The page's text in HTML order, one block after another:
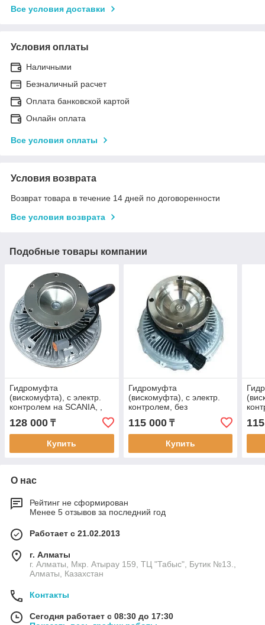
Все условия доставки
Условия оплаты
Наличными
Безналичный расчет
Оплата банковской картой
Онлайн оплата
Все условия оплаты
Условия возврата
Возврат товара в течение 14 дней по договоренности
Все условия возврата
Подобные товары компании
Гидромуфта
(вискомуфта), с электр.
контролем на SCANIA, ,
FAN MARKET FM282
128 000 ₸
Купить
Гидромуфта
(вискомуфта), с электр.
контролем, без
крыльчатки на RENAULT ,
РЕНО , FAN MARKET
FM302
115 000₸
Купить
О нас
Рейтинг не сформирован
Менее 5 отзывов за последний год
Работает с 21.02.2013
г. Алматы
г. Алматы, Мкр. Атырау 159, ТЦ "Табыс", Бутик №13.,
Алматы, Казахстан
Контакты
Сегодня работает с 08:30 до 17:30